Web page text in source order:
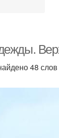
48